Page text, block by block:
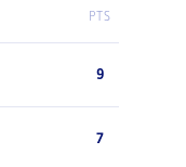
PTS
9
7